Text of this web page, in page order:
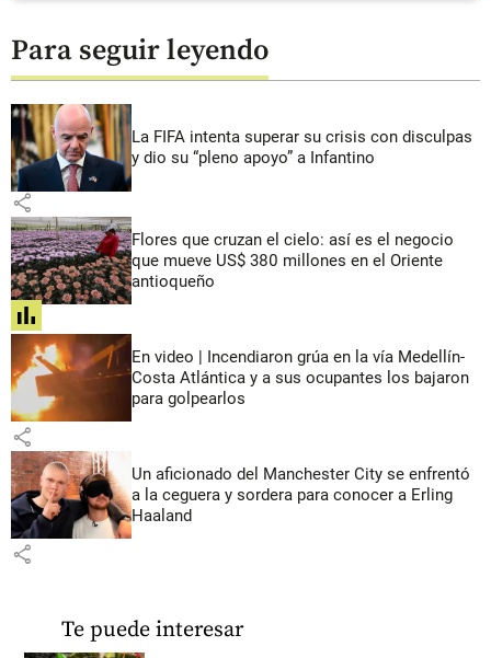
Para seguir leyendo
La FIFA intenta superar su crisis con disculpas
y dio su “pleno apoyo” a Infantino
share
Flores que cruzan el cielo: así es el negocio
que mueve US$ 380 millones en el Oriente
antioqueño
share
En video | Incendiaron grúa en la vía Medellín-
Costa Atlántica y a sus ocupantes los bajaron
para golpearlos
share
Un aficionado del Manchester City se enfrentó
a la ceguera y sordera para conocer a Erling
Haaland
share
Te puede interesar